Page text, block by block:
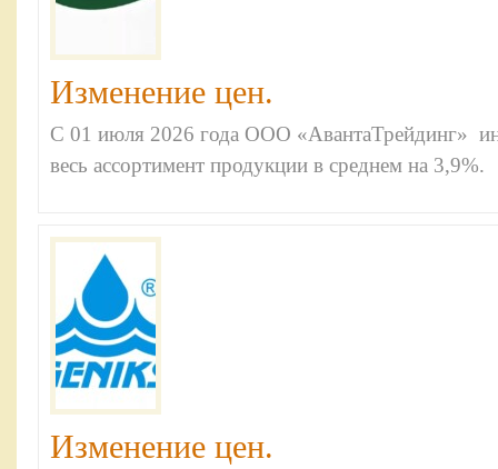
Изменение цен.
С 01 июля 2026 года ООО «АвантаТрейдинг»
весь ассортимент продукции в среднем на 3,9%.
Изменение цен.